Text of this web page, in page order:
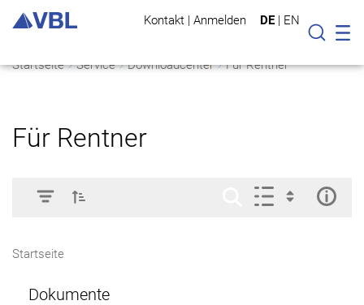
Kontakt | Anmelden DE | EN
Suche
Startseite Service Downloadcenter Für Rentner
Für Rentner
Startseite
Dokumente